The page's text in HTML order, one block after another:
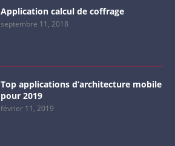
Application calcul de coffrage
septembre 11, 2018
Top applications d’architecture mobile
pour 2019
février 11, 2019